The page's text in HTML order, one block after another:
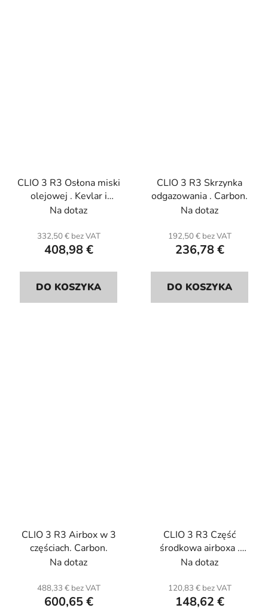
CLIO 3 R3 Osłona miski
olejowej . Kevlar i
plaster miodu.
Na dotaz
332,50 € bez VAT
408,98 €
DO KOSZYKA
CLIO 3 R3 Skrzynka
odgazowania . Carbon.
Na dotaz
192,50 € bez VAT
236,78 €
DO KOSZYKA
CLIO 3 R3 Airbox w 3
częściach. Carbon.
Na dotaz
488,33 € bez VAT
600,65 €
CLIO 3 R3 Część
środkowa airboxa .
Carbon.
Na dotaz
120,83 € bez VAT
148,62 €